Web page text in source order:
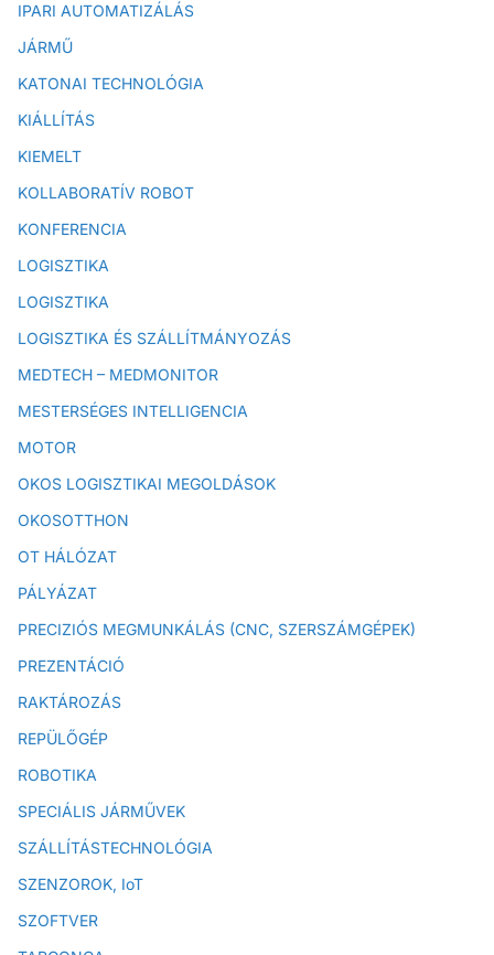
IPARI AUTOMATIZÁLÁS
JÁRMŰ
KATONAI TECHNOLÓGIA
KIÁLLÍTÁS
KIEMELT
KOLLABORATÍV ROBOT
KONFERENCIA
LOGISZTIKA
LOGISZTIKA
LOGISZTIKA ÉS SZÁLLÍTMÁNYOZÁS
MEDTECH – MEDMONITOR
MESTERSÉGES INTELLIGENCIA
MOTOR
OKOS LOGISZTIKAI MEGOLDÁSOK
OKOSOTTHON
OT HÁLÓZAT
PÁLYÁZAT
PRECIZIÓS MEGMUNKÁLÁS (CNC, SZERSZÁMGÉPEK)
PREZENTÁCIÓ
RAKTÁROZÁS
REPÜLŐGÉP
ROBOTIKA
SPECIÁLIS JÁRMŰVEK
SZÁLLÍTÁSTECHNOLÓGIA
SZENZOROK, IoT
SZOFTVER